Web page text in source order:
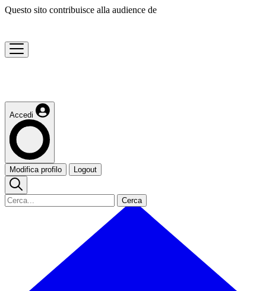
Questo sito contribuisce alla audience de
Accedi
Modifica profilo Logout
Cerca